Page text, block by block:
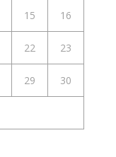
15 16
22 23
29 30